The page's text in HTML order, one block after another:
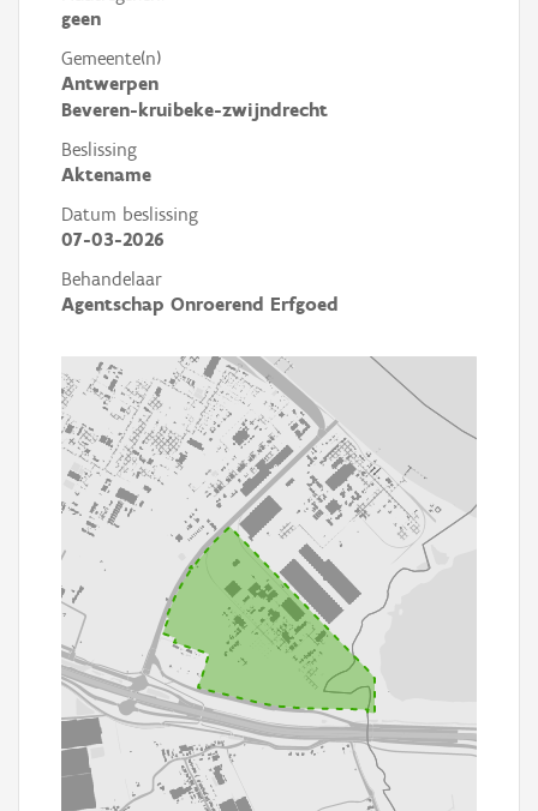
geen
Gemeente(n)
Antwerpen
Beveren-kruibeke-zwijndrecht
Beslissing
Aktename
Datum beslissing
07-03-2026
Behandelaar
Agentschap Onroerend Erfgoed